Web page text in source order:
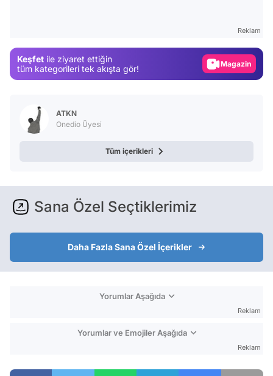
Reklam
Keşfet ile ziyaret ettiğin
tüm kategorileri tek akışta gör!
Video
ATKN
Onedio Üyesi
Tüm içerikleri
Sana Özel Seçtiklerimiz
Daha Fazla Sana Özel İçerikler
Yorumlar Aşağıda
Reklam
Yorumlar ve Emojiler Aşağıda
Reklam